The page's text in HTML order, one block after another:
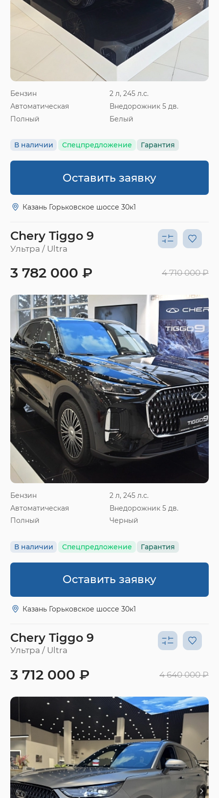
Бензин
2 л, 245 л.с.
Автоматическая
Внедорожник 5 дв.
Полный
Белый
В наличии Спецпредложение Гарантия
Оставить заявку
Казань Горьковское шоссе 30к1
Chery Tiggo 9
Ультра / Ultra
Бензин
2 л, 245 л.с.
Автоматическая
Внедорожник 5 дв.
Полный
Черный
В наличии Спецпредложение Гарантия
3 782 000 ₽ 4 710 000 ₽
Оставить заявку
Казань Горьковское шоссе 30к1
Chery Tiggo 9
Ультра / Ultra
3 712 000 ₽ 4 640 000 ₽